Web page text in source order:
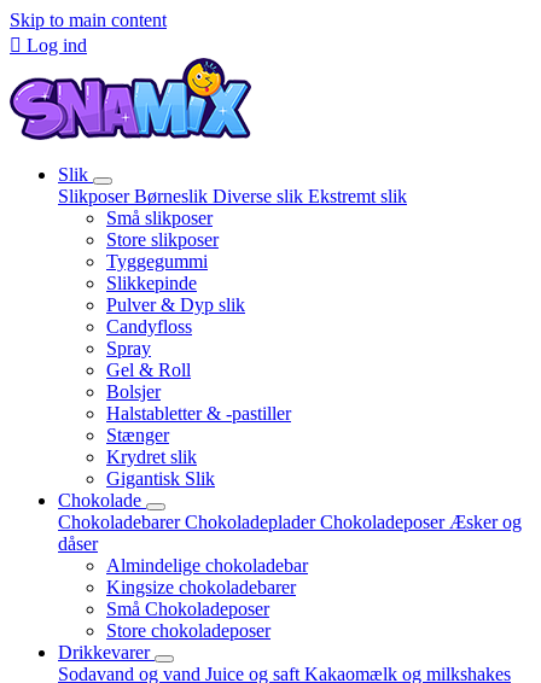
Skip to main content
 Log ind
Slik
SlikposerBørneslik Diverse slik Ekstremt slik
Små slikposer
Store slikposer
Tyggegummi
Slikkepinde
Pulver & Dyp slik
Candyfloss
Spray
Gel & Roll
Bolsjer
Halstabletter & -pastiller
Stænger
Krydret slik
Gigantisk Slik
Chokolade
ChokoladebarerChokoladepladerChokoladeposer Æsker og
dåser
Almindelige chokoladebar
Kingsize chokoladebarer
Små Chokoladeposer
Store chokoladeposer
Drikkevarer
Sodavand og vand Juice og saft Kakaomælk og milkshakes